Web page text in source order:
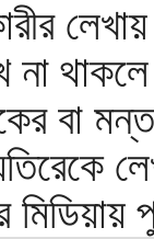
বা
মিডিয়ায়